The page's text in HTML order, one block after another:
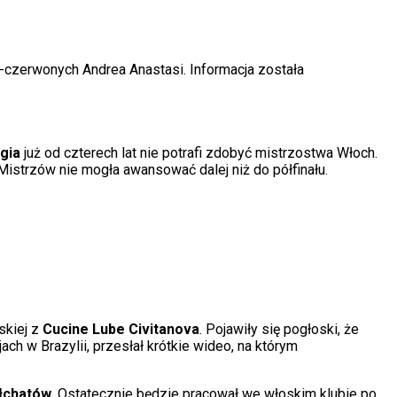
Andrea Anastasi. Informacja została
już od czterech lat nie potrafi zdobyć mistrzostwa Włoch.
nie mogła awansować dalej niż do półfinału.
z Cucine Lube Civitanova. Pojawiły się pogłoski, że
w Brazylii, przesłał krótkie wideo, na którym